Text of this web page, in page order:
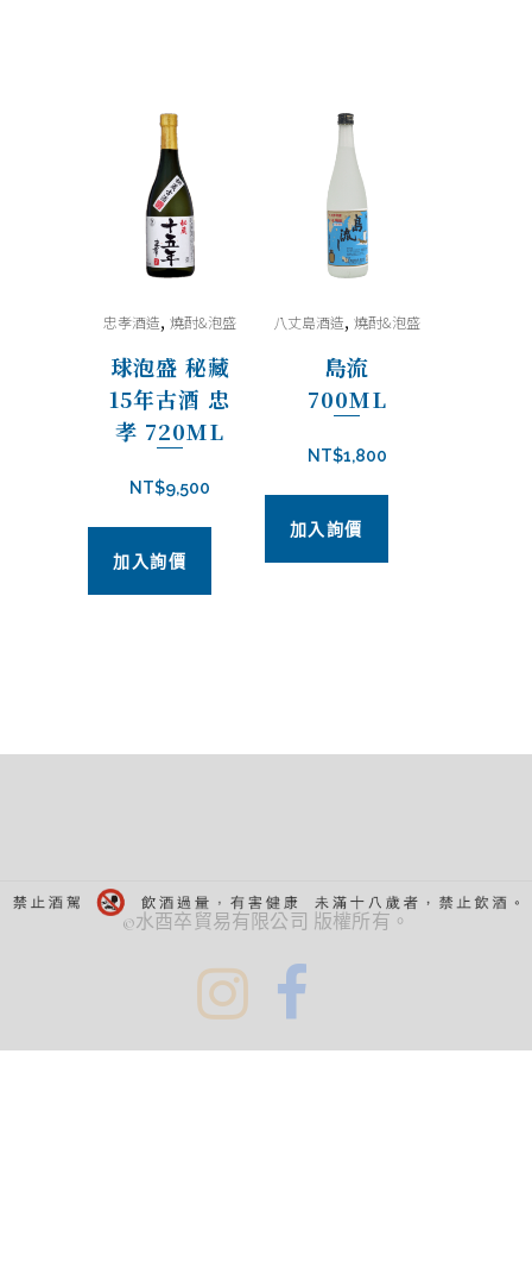
忠孝酒造,燒酎&泡盛
球泡盛 秘藏
15年古酒 忠
孝 720ML
NT$9,500
加入詢價
八丈島酒造,燒酎&泡盛
島流
700ML
NT$1,800
加入詢價
©水酉卒貿易有限公司 版權所有。